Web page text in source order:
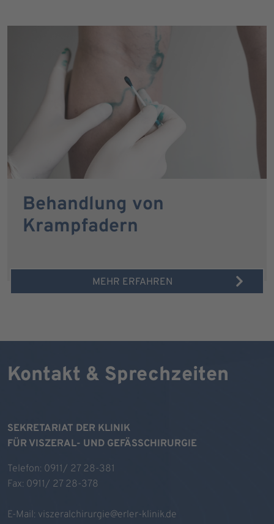
Behandlung von
Krampfadern
MEHR ERFAHREN
Kontakt & Sprechzeiten
SEKRETARIAT DER KLINIK
FÜR VISZERAL- UND GEFÄSSCHIRURGIE
Telefon: 0911/ 27 28-381
Fax: 0911/ 27 28-378
E-Mail: viszeralchirurgie@erler-klinik.de